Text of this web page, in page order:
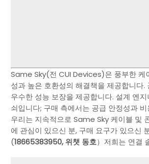
Same Sky(전 CUI Devices)은 풍부한 케
성과 높은 호환성의 해결책을 제공합니
우수한 성능 보장을 제공합니다. 설계 엔
쇠입니다; 구매 측에서는 공급 안정성과
우리는 지속적으로 Same Sky 케이블 및
에 관심이 있으신 분, 구매 요구가 있으신
(18665383950, 위챗 동호）저희는 연결